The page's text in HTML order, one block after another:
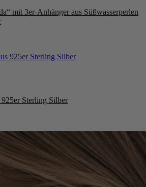
mit 3er-Anhänger aus Süßwasserperlen
Sterling Silber